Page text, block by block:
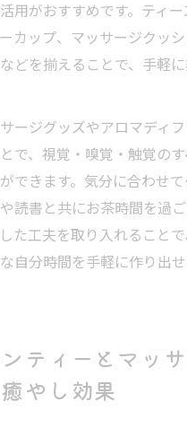
用がおすすめです。ティー
カップ、マッサージクッ
どを揃えることで、手軽
ージグッズやアロマディ
で、視覚・嗅覚・触覚のす
できます。気分に合わせ
読書と共にお茶時間を過
た工夫を取り入れること
自分時間を手軽に作り出せ
ティーとマッ
やし効果